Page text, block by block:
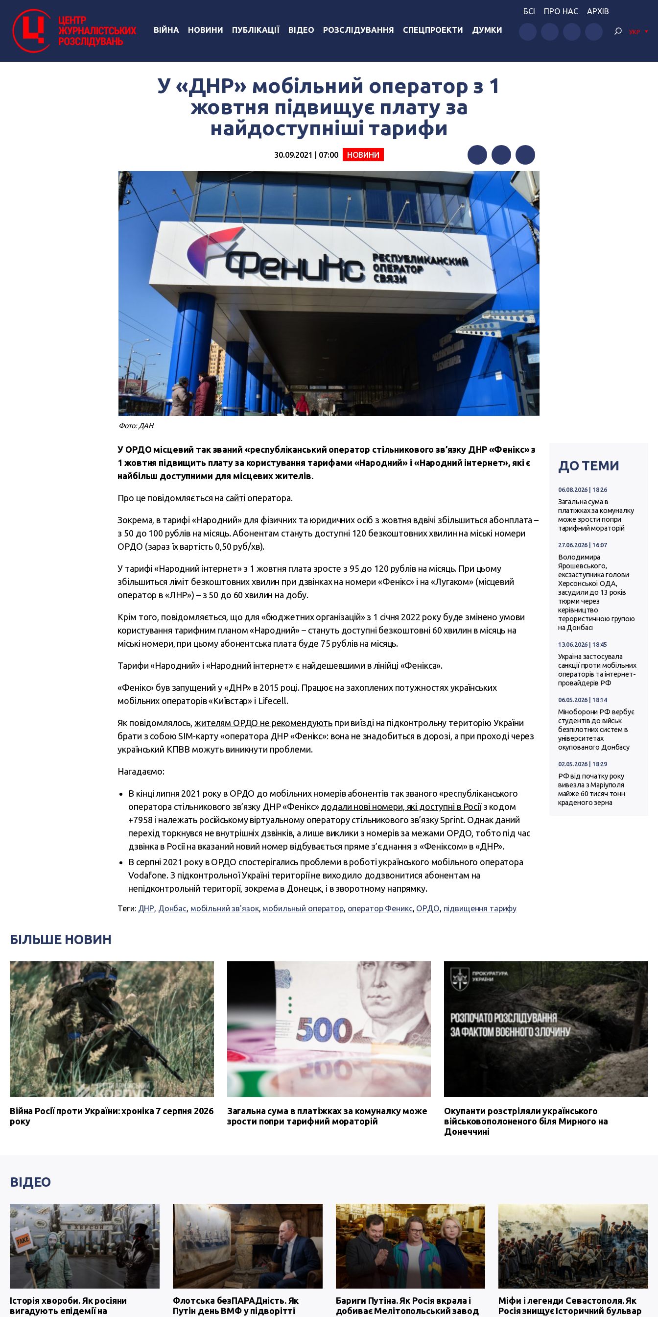
ВІЙНА НОВИНИ ПУБЛІКАЦІЇ ВІДЕО РОЗСЛІДУВАННЯ СПЕЦПРОЕКТИ ДУМКИ
БСІ ПРО НАС АРХІВ
УКР
У «ДНР» мобільний оператор з 1
жовтня підвищує плату за
найдоступніші тарифи
30.09.2021 | 07:00 НОВИНИ
FacebookTwitterTelegram
Фото: ДАН
У ОРДО місцевий так званий «республіканський оператор стільникового зв’язку ДНР «Фенікс» з
1 жовтня підвищить плату за користування тарифами «Народний» і «Народний інтернет», які є
найбільш доступними для місцевих жителів.
Про це повідомляється на сайті оператора.
Зокрема, в тарифі «Народний» для фізичних та юридичних осіб з жовтня вдвічі збільшиться абонплата –
з 50 до 100 рублів на місяць. Абонентам стануть доступні 120 безкоштовних хвилин на міські номери
ОРДО (зараз їх вартість 0,50 руб/хв).
У тарифі «Народний інтернет» з 1 жовтня плата зросте з 95 до 120 рублів на місяць. При цьому
збільшиться ліміт безкоштовних хвилин при дзвінках на номери «Фенікс» і на «Лугаком» (місцевий
оператор в «ЛНР») – з 50 до 60 хвилин на добу.
Крім того, повідомляється, що для «бюджетних організацій» з 1 січня 2022 року буде змінено умови
користування тарифним планом «Народний» – стануть доступні безкоштовні 60 хвилин в місяць на
міські номери, при цьому абонентська плата буде 75 рублів на місяць.
Тарифи «Народний» і «Народний інтернет» є найдешевшими в лінійці «Фенікса».
«Фенікс» був запущений у «ДНР» в 2015 році. Працює на захоплених потужностях українських
мобільних операторів «Київстар» і Lifecell.
Як повідомлялось, жителям ОРДО не рекомендують при виїзді на підконтрольну територію України
брати з собою SIM-карту «оператора ДНР «Фенікс»: вона не знадобиться в дорозі, а при проході через
український КПВВ можуть виникнути проблеми.
Нагадаємо:
В кінці липня 2021 року в ОРДО до мобільних номерів абонентів так званого «республіканського
оператора стільникового зв’язку ДНР «Фенікс» додали нові номери, які доступні в Росіїз кодом
+7958 і належать російському віртуальному оператору стільникового зв’язку Sprint. Однак даний
перехід торкнувся не внутрішніх дзвінків, а лише виклики з номерів за межами ОРДО, тобто під час
дзвінка в Росії на вказаний новий номер відбувається пряме з’єднання з «Феніксом» в «ДНР».
В серпні 2021 року в ОРДО спостерігались проблеми в роботі українського мобільного оператора
Vodafone. З підконтрольної Україні території не виходило додзвонитися абонентам на
непідконтрольній території, зокрема в Донецьк, і в зворотному напрямку.
Теги: ДНР, Донбас, мобільний зв'язок, мобильный оператор, оператор Феникс, ОРДО, підвищення тарифу
ДО ТЕМИ
06.08.2026 | 18:26
Загальна сума в
платіжках за комуналку
може зрости попри
тарифний мораторій
27.06.2026 | 16:07
Володимира
Ярошевського,
ексзаступника голови
Херсонської ОДА,
засудили до 13 років
тюрми через
керівництво
терористичною групою
на Донбасі
13.06.2026 | 18:45
Україна застосувала
санкції проти мобільних
операторів та інтернет-
провайдерів РФ
06.05.2026 | 18:14
Міноборони РФ вербує
студентів до військ
безпілотних систем в
університетах
окупованого Донбасу
02.05.2026 | 18:29
РФ від початку року
вивезла з Маріуполя
майже 60 тисяч тонн
краденого зерна
БІЛЬШЕ НОВИН
Війна Росії проти України: хроніка 7 серпня 2026
року
Загальна сума в платіжках за комуналку може
зрости попри тарифний мораторій
Окупанти розстріляли українського
військовополоненого біля Мирного на
Донеччині
ВІДЕО
Історія хвороби. Як росіяни
вигадують епідемії на
Флотська безПАРАДність. Як
Путін день ВМФ у підворітті
Бариги Путіна. Як Росія вкрала і
добиває Мелітопольський завод
Міфи і легенди Севастополя. Як
Росія знищує Історичний бульвар